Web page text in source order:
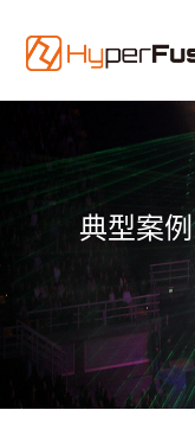
典型案例